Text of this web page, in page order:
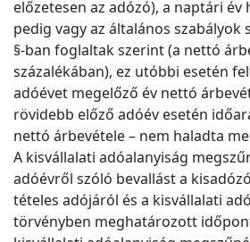
előzetesen az adózó), a naptári
pedig vagy az általános szabályok
§-ban foglaltak szerint (a nettó
százalékában), ez utóbbi esetén
adóévet megelőző év nettó
rövidebb előző adóév esetén
nettó árbevétele – nem haladta
A kisvállalati adóalanyiság
adóévről szóló bevallást a
tételes adójáról és a kisvállalati
törvényben meghatározott